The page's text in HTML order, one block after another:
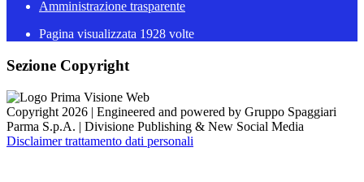
Amministrazione trasparente
Pagina visualizzata 1928 volte
Sezione Copyright
Copyright 2026 | Engineered and powered by Gruppo Spaggiari
Parma S.p.A. | Divisione Publishing & New Social Media
Disclaimer trattamento dati personali